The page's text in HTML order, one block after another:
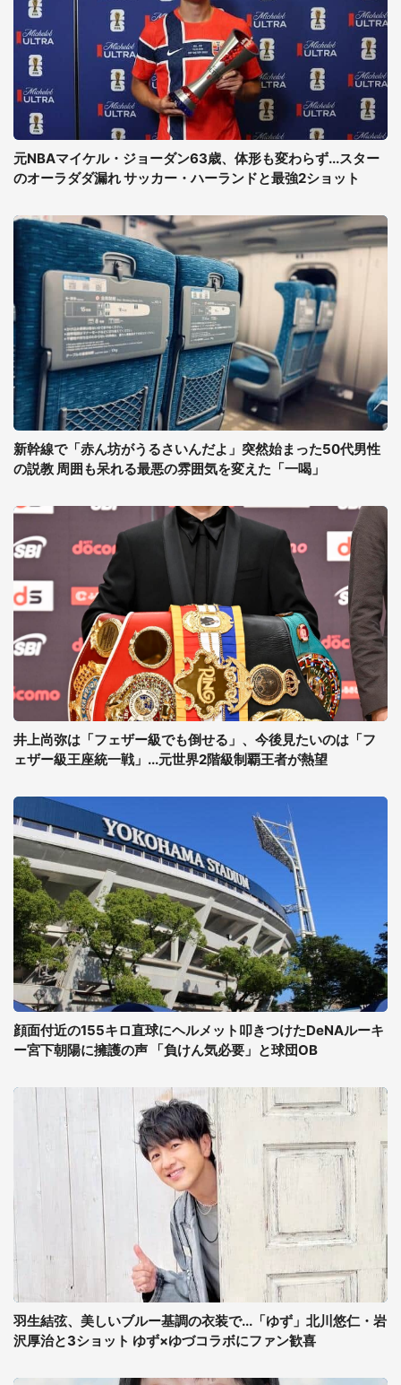
元NBAマイケル・ジョーダン63歳、体形も変わらず...スター
のオーラダダ漏れ サッカー・ハーランドと最強2ショット
新幹線で「赤ん坊がうるさいんだよ」突然始まった50代男性
の説教 周囲も呆れる最悪の雰囲気を変えた「一喝」
井上尚弥は「フェザー級でも倒せる」、今後見たいのは「フ
ェザー級王座統一戦」...元世界2階級制覇王者が熱望
顔面付近の155キロ直球にヘルメット叩きつけたDeNAルーキ
ー宮下朝陽に擁護の声 「負けん気必要」と球団OB
羽生結弦、美しいブルー基調の衣装で...「ゆず」北川悠仁・岩
沢厚治と3ショット ゆず×ゆづコラボにファン歓喜